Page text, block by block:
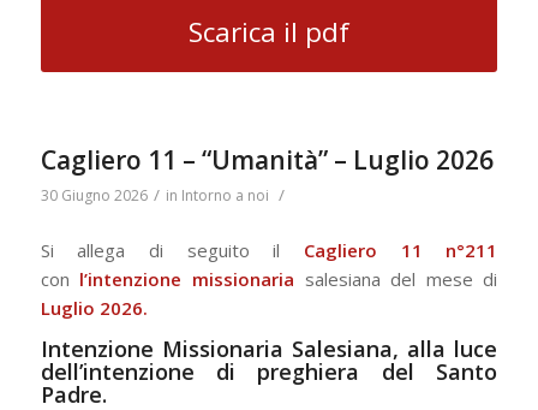
Scarica il pdf
Cagliero 11 – “Umanità” – Luglio 2026
30 Giugno 2026 / in Intorno a noi /
Si allega di seguito il Cagliero 11 n°211
con l’intenzione missionaria salesiana del mese di
Luglio 2026.
Intenzione Missionaria Salesiana, alla luce
dell’intenzione di preghiera del Santo
Padre.